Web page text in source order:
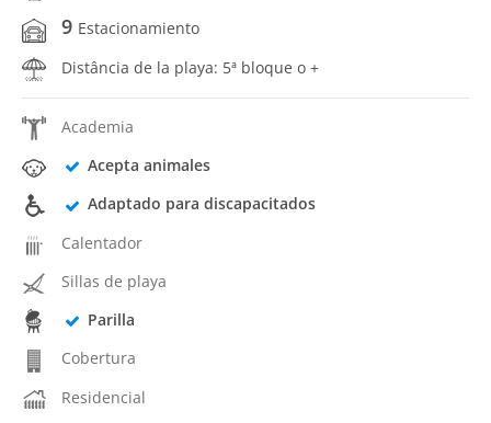
9 Estacionamiento
Distância de la playa: 5ª bloque o +
Academia
Acepta animales
Adaptado para discapacitados
Calentador
Sillas de playa
Parilla
Cobertura
Residencial